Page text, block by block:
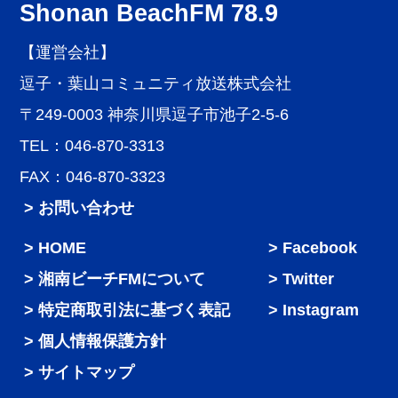
Shonan BeachFM 78.9
【運営会社】
逗子・葉山コミュニティ放送株式会社
〒249-0003 神奈川県逗子市池子2-5-6
TEL：046-870-3313
FAX：046-870-3323
> お問い合わせ
HOME
湘南ビーチFMについて
特定商取引法に基づく表記
個人情報保護方針
サイトマップ
Facebook
Twitter
Instagram